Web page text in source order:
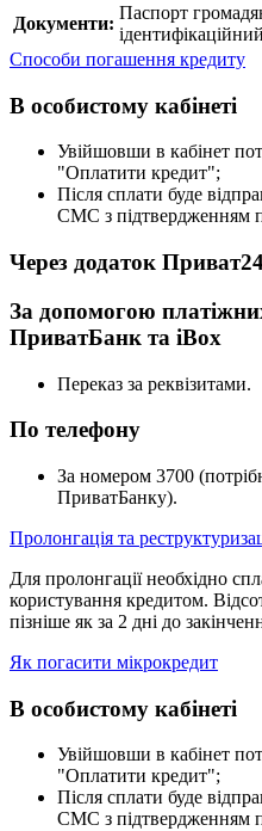
Документи:
Паспорт
Способи погашення кредиту
В особистому кабінеті
Увійшовши в кабінет
"Оплатити кредит";
Після сплати буде
СМС з підтвердженням
Через додаток
За допомогою
ПриватБанк та iBox
Переказ за реквізитами.
По телефону
За номером 3700
ПриватБанку).
Пролонгація та
Для пролонгації необхідно
користування кредитом.
пізніше як за 2 дні до
Як погасити мікрокредит
В особистому кабінеті
Увійшовши в кабінет
"Оплатити кредит";
Після сплати буде
СМС з підтвердженням